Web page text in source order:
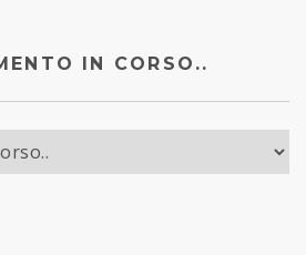
IN CORSO..